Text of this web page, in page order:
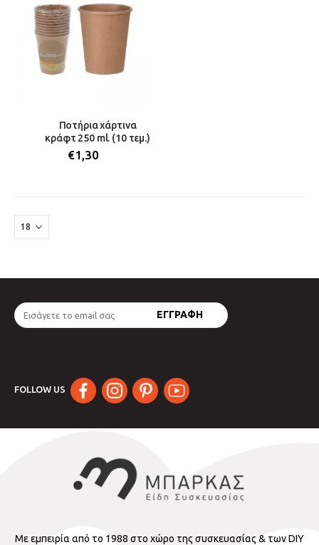
Ποτήρια χάρτινα
κράφτ 250 ml. (10 τεμ.)
€1,30
FOLLOW US
Με εμπειρία από το 1988 στο χώρο της συσκευασίας & των DIY